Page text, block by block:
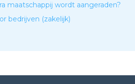
maatschappij wordt aangeraden?
bedrijven (zakelijk)